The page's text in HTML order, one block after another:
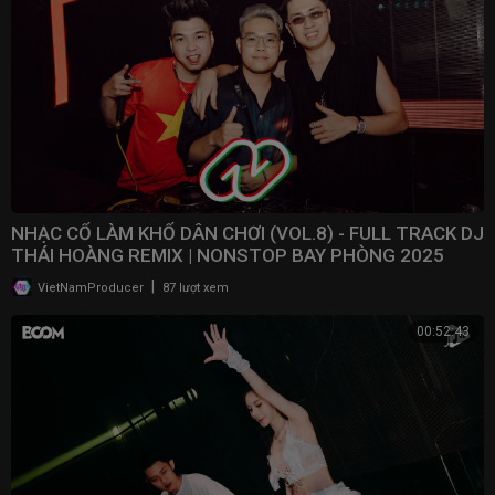
NHẠC CỔ LÀM KHỔ DÂN CHƠI (VOL.8) - FULL TRACK DJ
THÁI HOÀNG REMIX | NONSTOP BAY PHÒNG 2025
VietNamProducer 87 lượt xem
00:52:43